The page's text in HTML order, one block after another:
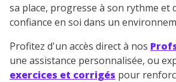
sa place, progresse à son rythme et
confiance en soi dans un
Profitez d'un accès direct à nos
une assistance personnalisée, ou
exercices et corrigés pour